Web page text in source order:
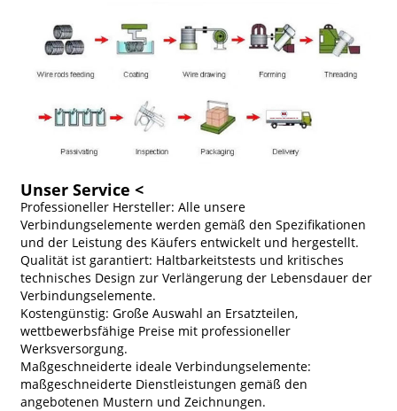
Unser Service <
Professioneller Hersteller: Alle unsere
Verbindungselemente werden gemäß den Spezifikationen
und der Leistung des Käufers entwickelt und hergestellt.
Qualität ist garantiert: Haltbarkeitstests und kritisches
technisches Design zur Verlängerung der Lebensdauer der
Verbindungselemente.
Kostengünstig: Große Auswahl an Ersatzteilen,
wettbewerbsfähige Preise mit professioneller
Werksversorgung.
Maßgeschneiderte ideale Verbindungselemente:
maßgeschneiderte Dienstleistungen gemäß den
angebotenen Mustern und Zeichnungen.